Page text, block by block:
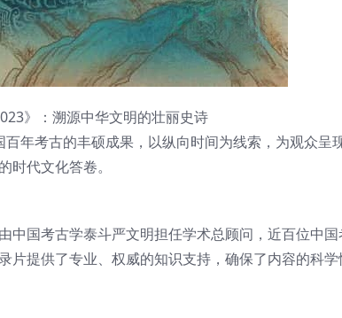
》：溯源中华文明的壮丽史诗
百年考古的丰硕成果，以纵向时间为线索，为观众
时代文化答卷。
中国考古学泰斗严文明担任学术总顾问，近百位中
片提供了专业、权威的知识支持，确保了内容的科学